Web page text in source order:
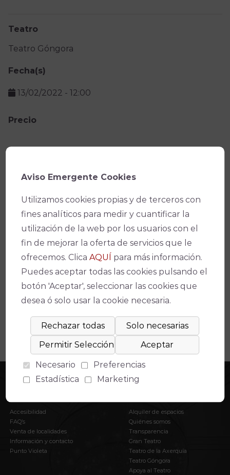
Teatro
Teatro Góngora
Fecha(s)
13/02/2022 - 12:00
Precio
Link
Espectáculos relacionados
No se ha encontrado un evento relacionado.
INFORMACIÓN
Accesibilidad
FAQ’s
Venta de localidades
Información y contacto
Punto Violeta
EL IMAE
Alquiler de espacios
Quiénes somos
Transparencia
Gran Teatro
Teatro de la Axerquía
Teatro Góngora
Apoya al Teatro
Aviso Emergente Cookies
Utilizamos cookies propias y de terceros con
fines analíticos para medir y cuantificar la
utilización de la web por los usuarios con el
fin de mejorar la oferta de servicios que le
ofrecemos. ClicaAQUÍ para más información.
Puedes aceptar todas las cookies pulsando el
botón 'Aceptar', seleccionar las cookies que
desea ó solo usar la cookie necesaria.
Necesario
Preferencias
Estadística
Marketing